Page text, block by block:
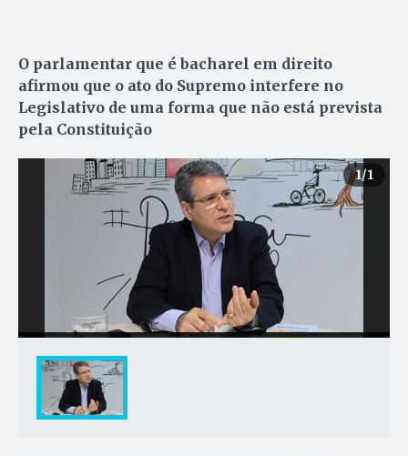
O parlamentar que é bacharel em direito
afirmou que o ato do Supremo interfere no
Legislativo de uma forma que não está prevista
pela Constituição
1/1